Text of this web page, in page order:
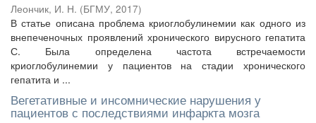
Леончик, И. Н. (БГМУ, 2017)
В статье описана проблема криоглобулинемии как одного из
внепеченочных проявлений хронического вирусного гепатита
С. Была определена частота встречаемости
криоглобулинемии у пациентов на стадии хронического
гепатита и ...
Вегетативные и инсомнические нарушения у
пациентов с последствиями инфаркта мозга